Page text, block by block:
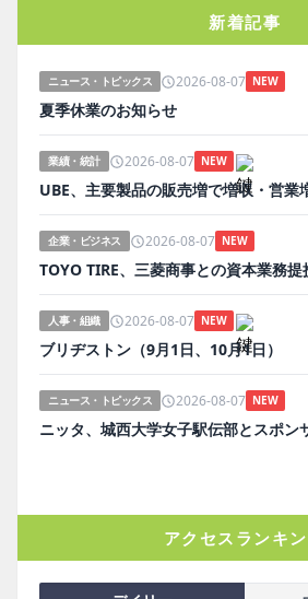
新着記事
ニュース・トピックス 2026-08-07 NEW
夏季休業のお知らせ
業績・統計 2026-08-07 NEW
UBE、主要製品の販売増で増収・営業
企業・ビジネス 2026-08-07 NEW
TOYO TIRE、三菱商事との資本業務提
人事・組織 2026-08-07 NEW
ブリヂストン（9月1日、10月1日）
ニュース・トピックス 2026-08-07 NEW
ニッタ、城西大学女子駅伝部とスポン
アクセスランキ